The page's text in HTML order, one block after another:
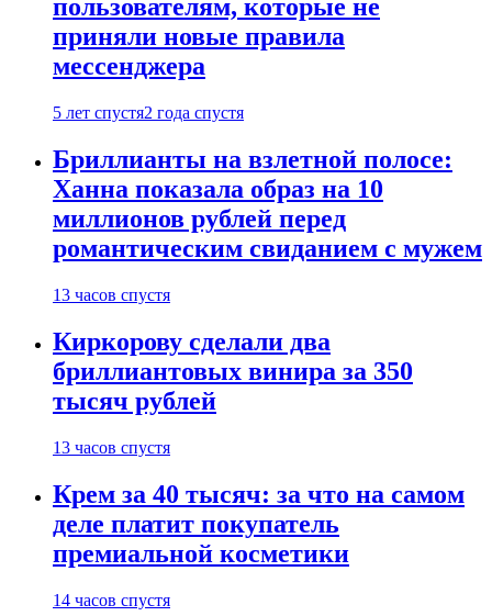
пользователям, которые не
приняли новые правила
мессенджера
5 лет спустя2 года спустя
Бриллианты на взлетной полосе:
Ханна показала образ на 10
миллионов рублей перед
романтическим свиданием с мужем
13 часов спустя
Киркорову сделали два
бриллиантовых винира за 350
тысяч рублей
13 часов спустя
Крем за 40 тысяч: за что на самом
деле платит покупатель
премиальной косметики
14 часов спустя